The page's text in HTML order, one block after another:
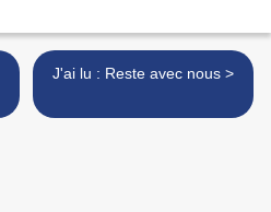
J'ai lu : Reste avec nous >